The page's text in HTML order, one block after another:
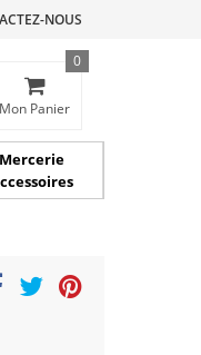
NOUS
Mon Panier
0
Mercerie